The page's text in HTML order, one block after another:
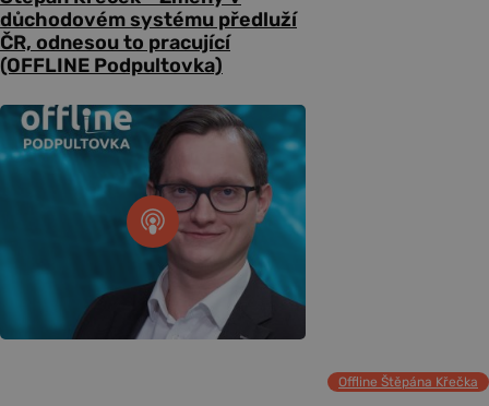
důchodovém systému předluží
ČR, odnesou to pracující
(OFFLINE Podpultovka)
Offline Štěpána Křečka